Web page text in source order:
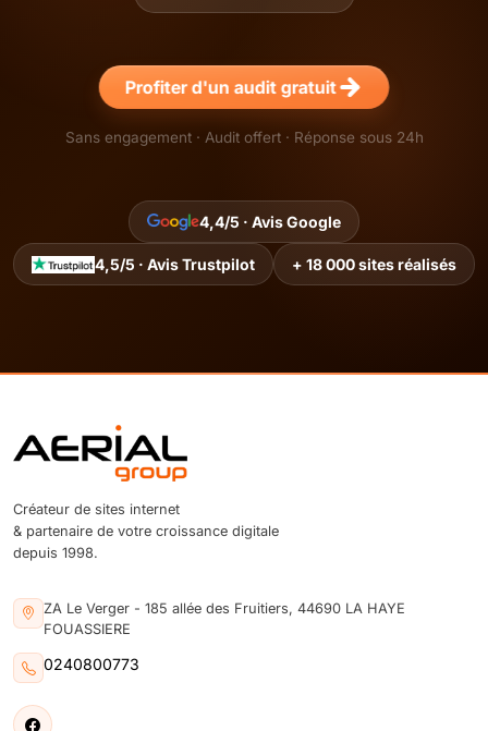
Profiter d'un audit gratuit
Sans engagement · Audit offert · Réponse sous 24h
4,4/5 · Avis Google
4,5/5 · Avis Trustpilot + 18 000 sites réalisés
Créateur de sites internet
& partenaire de votre croissance digitale
depuis 1998.
ZA Le Verger - 185 allée des Fruitiers, 44690 LA HAYE
FOUASSIERE
0240800773